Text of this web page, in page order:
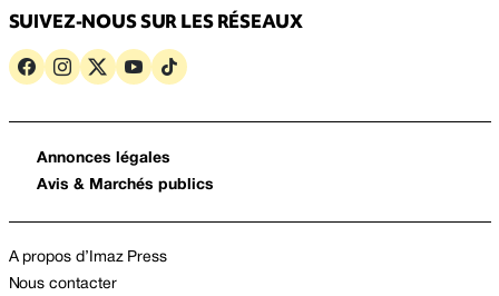
SUIVEZ-NOUS SUR LES RÉSEAUX
Annonces légales
Avis & Marchés publics
A propos d’Imaz Press
Nous contacter